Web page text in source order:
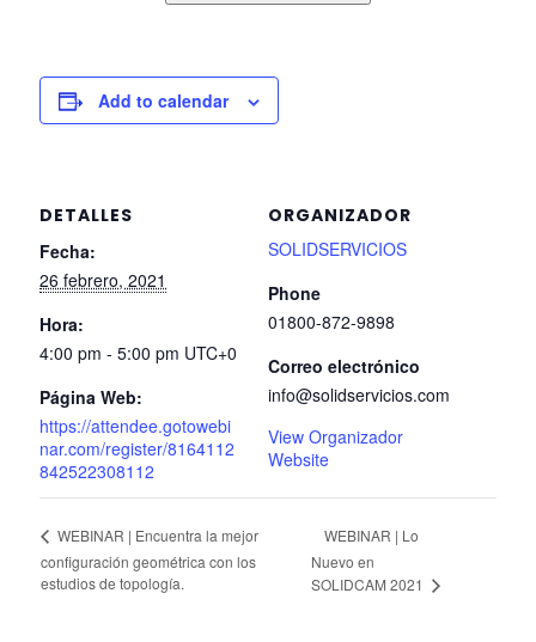
Add to calendar
DETALLES
Fecha:
26 febrero, 2021
Hora:
4:00 pm - 5:00 pm UTC+0
Página Web:
https://attendee.gotowebi
nar.com/register/8164112
842522308112
ORGANIZADOR
SOLIDSERVICIOS
Phone
01800-872-9898
Correo electrónico
info@solidservicios.com
View Organizador
Website
WEBINAR | Encuentra la mejor
configuración geométrica con los
estudios de topología.
WEBINAR | Lo
Nuevo en
SOLIDCAM 2021